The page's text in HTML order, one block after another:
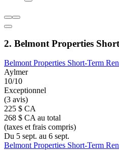
2. Belmont Properties
Belmont Properties Short-Term
Aylmer
10/10
Exceptionnel
(3 avis)
225 $ CA
268 $ CA au total
(taxes et frais compris)
Du 5 sept. au 6 sept.
Belmont Properties Short-Term